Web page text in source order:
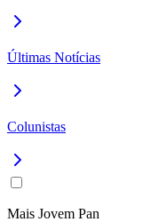
Últimas Notícias
Colunistas
Mais Jovem Pan